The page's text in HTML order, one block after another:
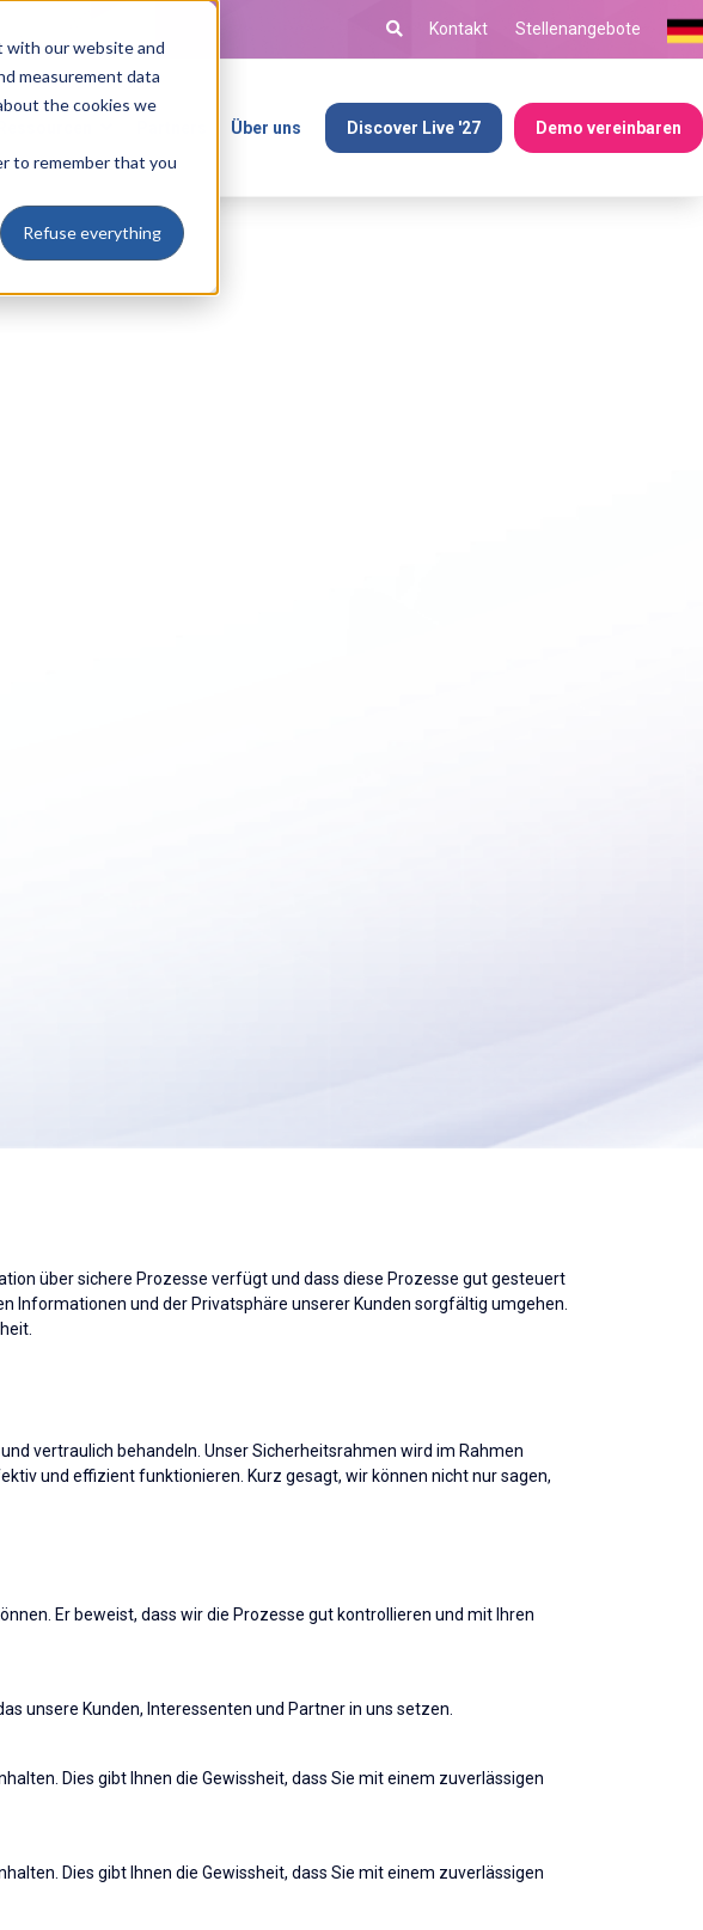
with our website and
measurement data
the cookies we
to remember that you
Refuse everything
Kontakt Stellenangebote
Über uns Discover Live '27 Demo vereinbaren
über sichere Prozesse verfügt und dass diese Prozesse gut gesteuert
Informationen und der Privatsphäre unserer Kunden sorgfältig umgehen.
vertraulich behandeln. Unser Sicherheitsrahmen wird im Rahmen
und effizient funktionieren. Kurz gesagt, wir können nicht nur sagen,
Er beweist, dass wir die Prozesse gut kontrollieren und mit Ihren
unsere Kunden, Interessenten und Partner in uns setzen.
Dies gibt Ihnen die Gewissheit, dass Sie mit einem zuverlässigen
Dies gibt Ihnen die Gewissheit, dass Sie mit einem zuverlässigen